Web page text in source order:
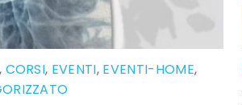
CORSI, EVENTI, EVENTI-HOME,